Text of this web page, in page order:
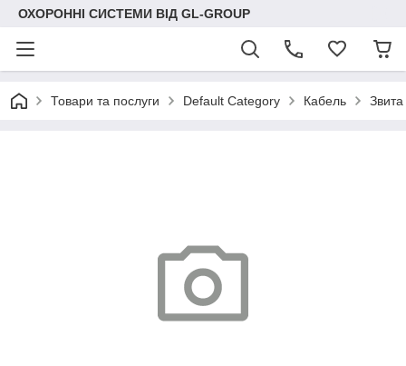
ОХОРОННІ СИСТЕМИ ВІД GL-GROUP
Товари та послуги Default Category Кабель